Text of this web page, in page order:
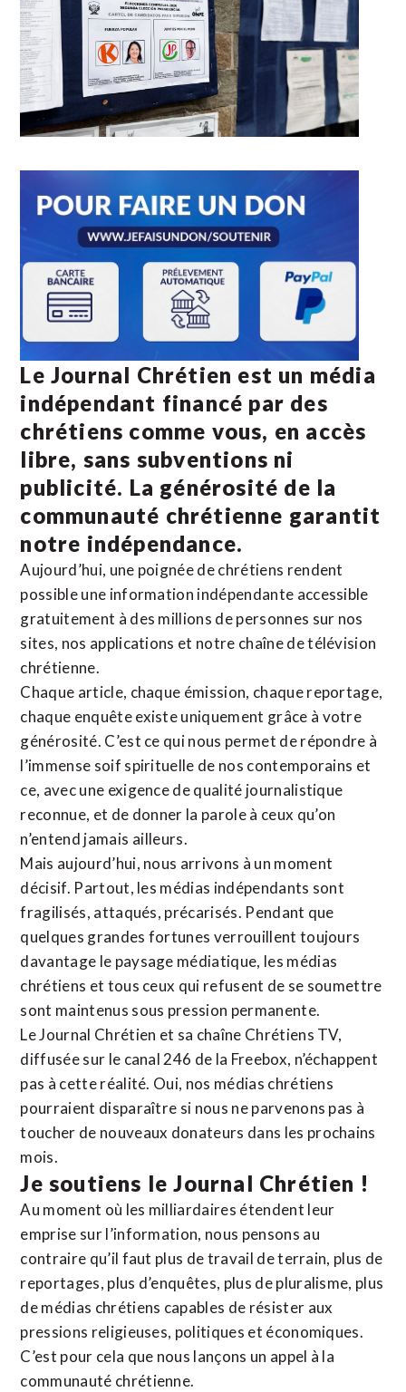
Le Journal Chrétien est un média
indépendant financé par des
chrétiens comme vous, en accès
libre, sans subventions ni
publicité. La générosité de la
communauté chrétienne garantit
notre indépendance.
Aujourd’hui, une poignée de chrétiens rendent
possible une information indépendante accessible
gratuitement à des millions de personnes sur nos
sites, nos applications et notre chaîne de télévision
chrétienne.
Chaque article, chaque émission, chaque reportage,
chaque enquête existe uniquement grâce à votre
générosité. C’est ce qui nous permet de répondre à
l’immense soif spirituelle de nos contemporains et
ce, avec une exigence de qualité journalistique
reconnue, et de donner la parole à ceux qu’on
n’entend jamais ailleurs.
Mais aujourd’hui, nous arrivons à un moment
décisif. Partout, les médias indépendants sont
fragilisés, attaqués, précarisés. Pendant que
quelques grandes fortunes verrouillent toujours
davantage le paysage médiatique, les médias
chrétiens et tous ceux qui refusent de se soumettre
sont maintenus sous pression permanente.
Le Journal Chrétien et sa chaîne Chrétiens TV,
diffusée sur le canal 246 de la Freebox, n’échappent
pas à cette réalité. Oui, nos médias chrétiens
pourraient disparaître si nous ne parvenons pas à
toucher de nouveaux donateurs dans les prochains
mois.
Je soutiens le Journal Chrétien !
Au moment où les milliardaires étendent leur
emprise sur l’information, nous pensons au
contraire qu’il faut plus de travail de terrain, plus de
reportages, plus d’enquêtes, plus de pluralisme, plus
de médias chrétiens capables de résister aux
pressions religieuses, politiques et économiques.
C’est pour cela que nous lançons un appel à la
communauté chrétienne.